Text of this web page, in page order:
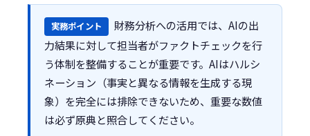
実務ポイント
財務分析への活用では、AIの出
力結果に対して担当者がファクトチェックを行
う体制を整備することが重要です。AIはハルシ
ネーション（事実と異なる情報を生成する現
象）を完全には排除できないため、重要な数値
は必ず原典と照合してください。